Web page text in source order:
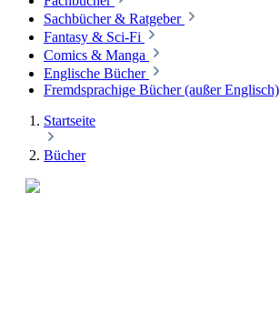
Sachbücher & Ratgeber
Fantasy & Sci-Fi
Comics & Manga
Englische Bücher
Fremdsprachige Bücher (außer Englisch)
Startseite
Bücher